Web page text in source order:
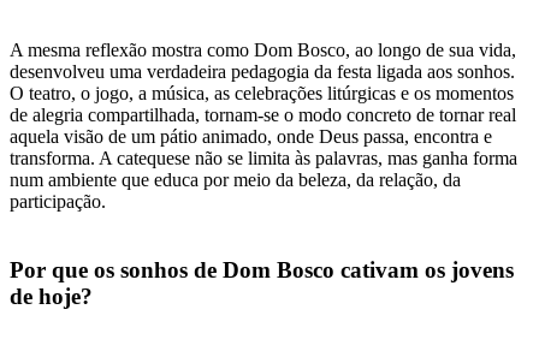
A mesma reflexão mostra como Dom Bosco, ao longo de sua vida,
desenvolveu uma verdadeira pedagogia da festa ligada aos sonhos.
O teatro, o jogo, a música, as celebrações litúrgicas e os momentos
de alegria compartilhada, tornam-se o modo concreto de tornar real
aquela visão de um pátio animado, onde Deus passa, encontra e
transforma. A catequese não se limita às palavras, mas ganha forma
num ambiente que educa por meio da beleza, da relação, da
participação.
Por que os sonhos de Dom Bosco cativam os jovens
de hoje?